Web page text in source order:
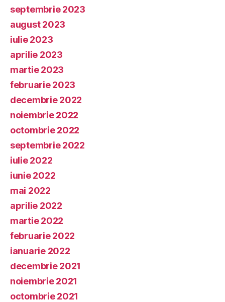
septembrie 2023
august 2023
iulie 2023
aprilie 2023
martie 2023
februarie 2023
decembrie 2022
noiembrie 2022
octombrie 2022
septembrie 2022
iulie 2022
iunie 2022
mai 2022
aprilie 2022
martie 2022
februarie 2022
ianuarie 2022
decembrie 2021
noiembrie 2021
octombrie 2021